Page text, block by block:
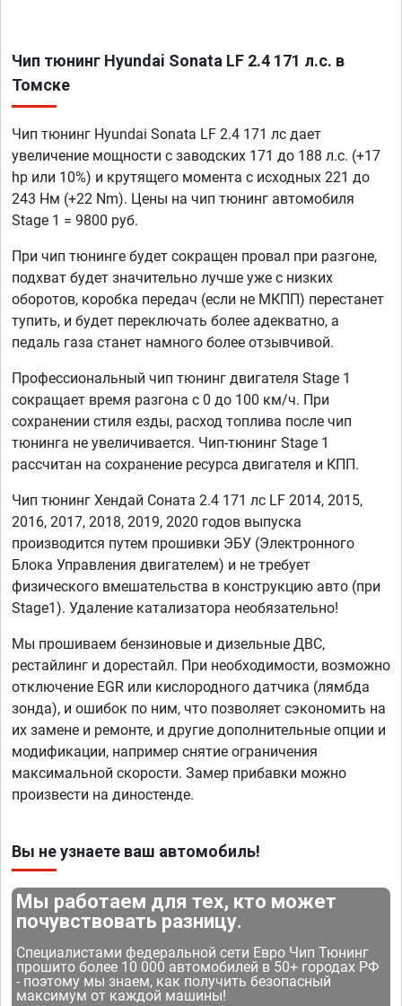
Чип тюнинг Hyundai Sonata LF 2.4 171 л.с. в
Томске
Чип тюнинг Hyundai Sonata LF 2.4 171 лс дает
увеличение мощности с заводских 171 до 188 л.с. (+17
hp или 10%) и крутящего момента с исходных 221 до
243 Нм (+22 Nm). Цены на чип тюнинг автомобиля
Stage 1 = 9800 руб.
При чип тюнинге будет сокращен провал при разгоне,
подхват будет значительно лучше уже с низких
оборотов, коробка передач (если не МКПП) перестанет
тупить, и будет переключать более адекватно, а
педаль газа станет намного более отзывчивой.
Профессиональный чип тюнинг двигателя Stage 1
сокращает время разгона с 0 до 100 км/ч. При
сохранении стиля езды, расход топлива после чип
тюнинга не увеличивается. Чип-тюнинг Stage 1
рассчитан на сохранение ресурса двигателя и КПП.
Чип тюнинг Хендай Соната 2.4 171 лс LF 2014, 2015,
2016, 2017, 2018, 2019, 2020 годов выпуска
производится путем прошивки ЭБУ (Электронного
Блока Управления двигателем) и не требует
физического вмешательства в конструкцию авто (при
Stage1). Удаление катализатора необязательно!
Мы прошиваем бензиновые и дизельные ДВС,
рестайлинг и дорестайл. При необходимости, возможно
отключение EGR или кислородного датчика (лямбда
зонда), и ошибок по ним, что позволяет сэкономить на
их замене и ремонте, и другие дополнительные опции и
модификации, например снятие ограничения
максимальной скорости. Замер прибавки можно
произвести на диностенде.
Вы не узнаете ваш автомобиль!
Мы работаем для тех, кто может
почувствовать разницу.
Специалистами федеральной сети Евро Чип Тюнинг
прошито более 10 000 автомобилей в 50+ городах РФ
- поэтому мы знаем, как получить безопасный
максимум от каждой машины!